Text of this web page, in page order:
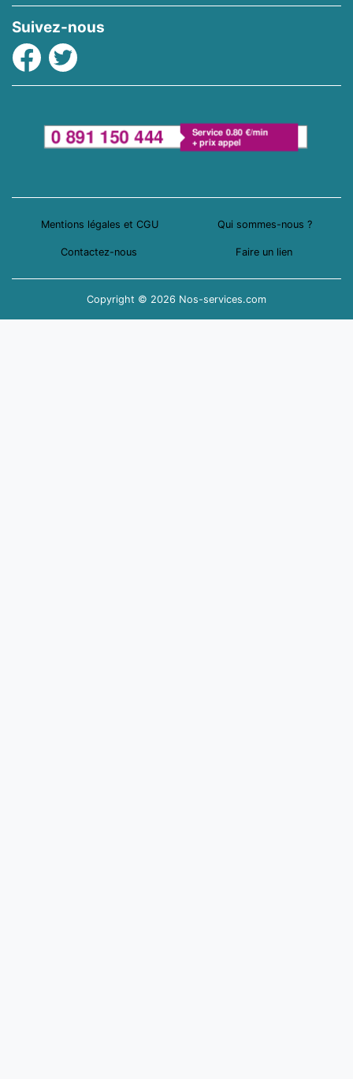
Suivez-nous
Facebook
Twitter
Mentions légales et CGU Qui sommes-nous ?
Contactez-nous Faire un lien
Copyright © 2026 Nos-services.com